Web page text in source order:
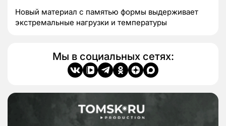
Новый материал с памятью формы выдерживает
экстремальные нагрузки и температуры
Мы в социальных сетях: